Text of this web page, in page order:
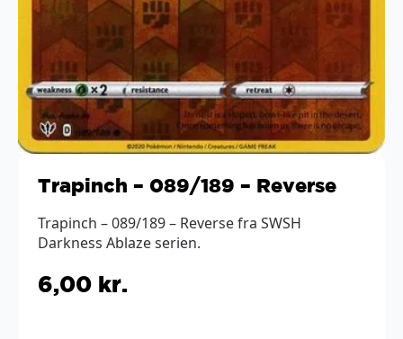
Trapinch – 089/189 – Reverse
Trapinch – 089/189 – Reverse fra SWSH
Darkness Ablaze serien.
6,00 kr.